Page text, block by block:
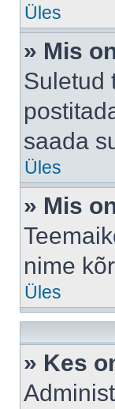
Üles
» Mis
Suletud
saada
Üles
» Mis
nime
Üles
» Kes